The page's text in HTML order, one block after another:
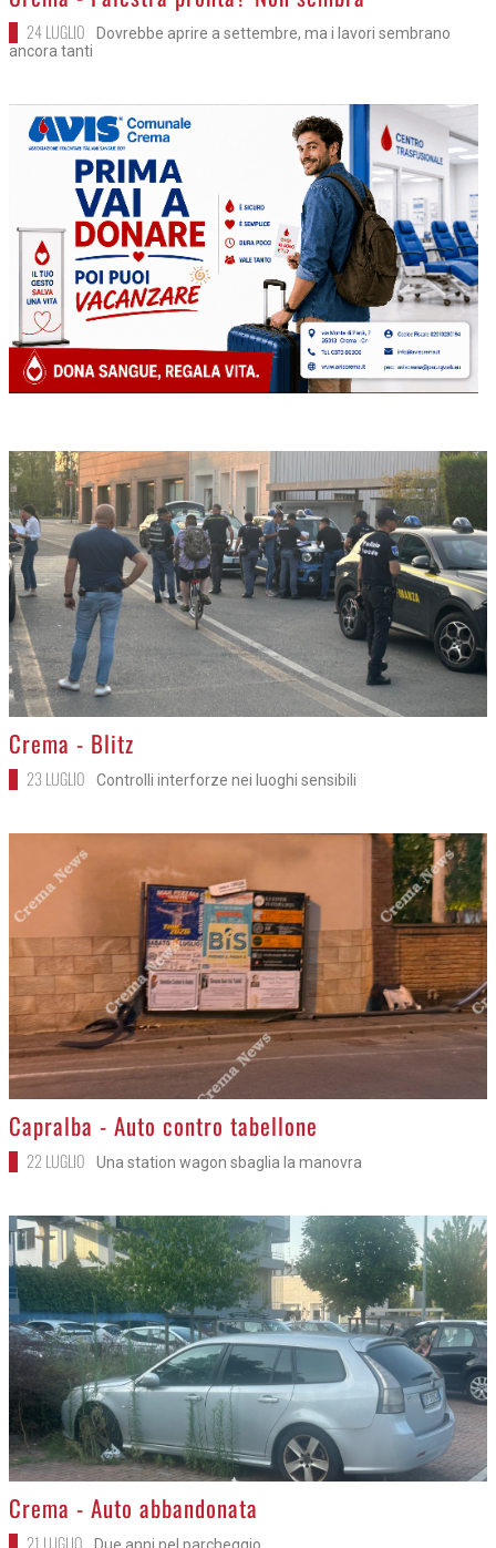
24 LUGLIO
Dovrebbe aprire a settembre, ma i lavori sembrano
ancora tanti
>
Crema - Blitz
23 LUGLIO Controlli interforze nei luoghi sensibili
>
Capralba - Auto contro tabellone
22 LUGLIO Una station wagon sbaglia la manovra
>
Crema - Auto abbandonata
21 LUGLIO